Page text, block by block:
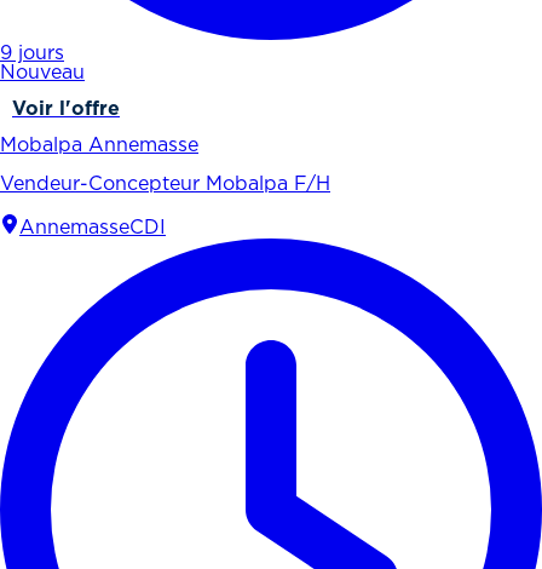
9 jours
Nouveau
Voir l'offre
Mobalpa Annemasse
Vendeur-Concepteur Mobalpa F/H
AnnemasseCDI